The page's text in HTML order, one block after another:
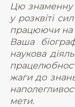
Цю знаменну
у розквіті
працюючи на
Ваша
наукова
жаги до
мети.